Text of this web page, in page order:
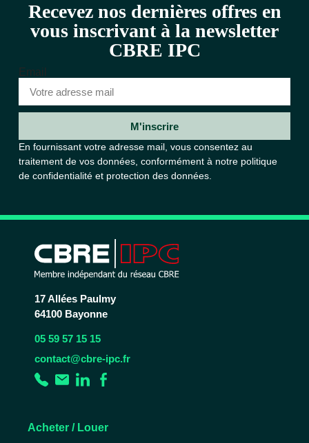
Recevez nos dernières offres en
vous inscrivant à la newsletter
CBRE IPC
Email
M'inscrire
En fournissant votre adresse mail, vous consentez au
traitement de vos données, conformément à notre politique
de confidentialité et protection des données.
17 Allées Paulmy
64100 Bayonne
05 59 57 15 15
contact@cbre-ipc.fr
Acheter / Louer